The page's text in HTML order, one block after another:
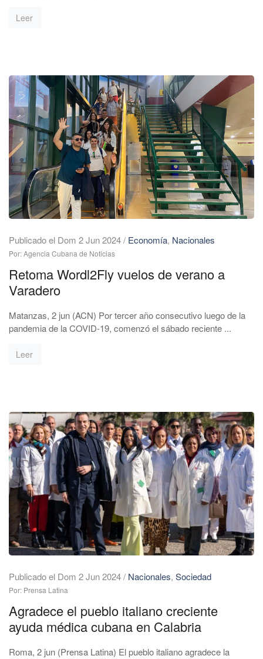
Leer
Publicado el Dom 2 Jun 2024/ Economía, Nacionales
Por: Agencia Cubana de Noticias
Retoma Wordl2Fly vuelos de verano a
Varadero
Matanzas, 2 jun (ACN) Por tercer año consecutivo luego de la
pandemia de la COVID-19, comenzó el sábado reciente ...
Leer
Publicado el Dom 2 Jun 2024/ Nacionales, Sociedad
Por: Prensa Latina
Agradece el pueblo italiano creciente
ayuda médica cubana en Calabria
Roma, 2 jun (Prensa Latina) El pueblo italiano agradece la